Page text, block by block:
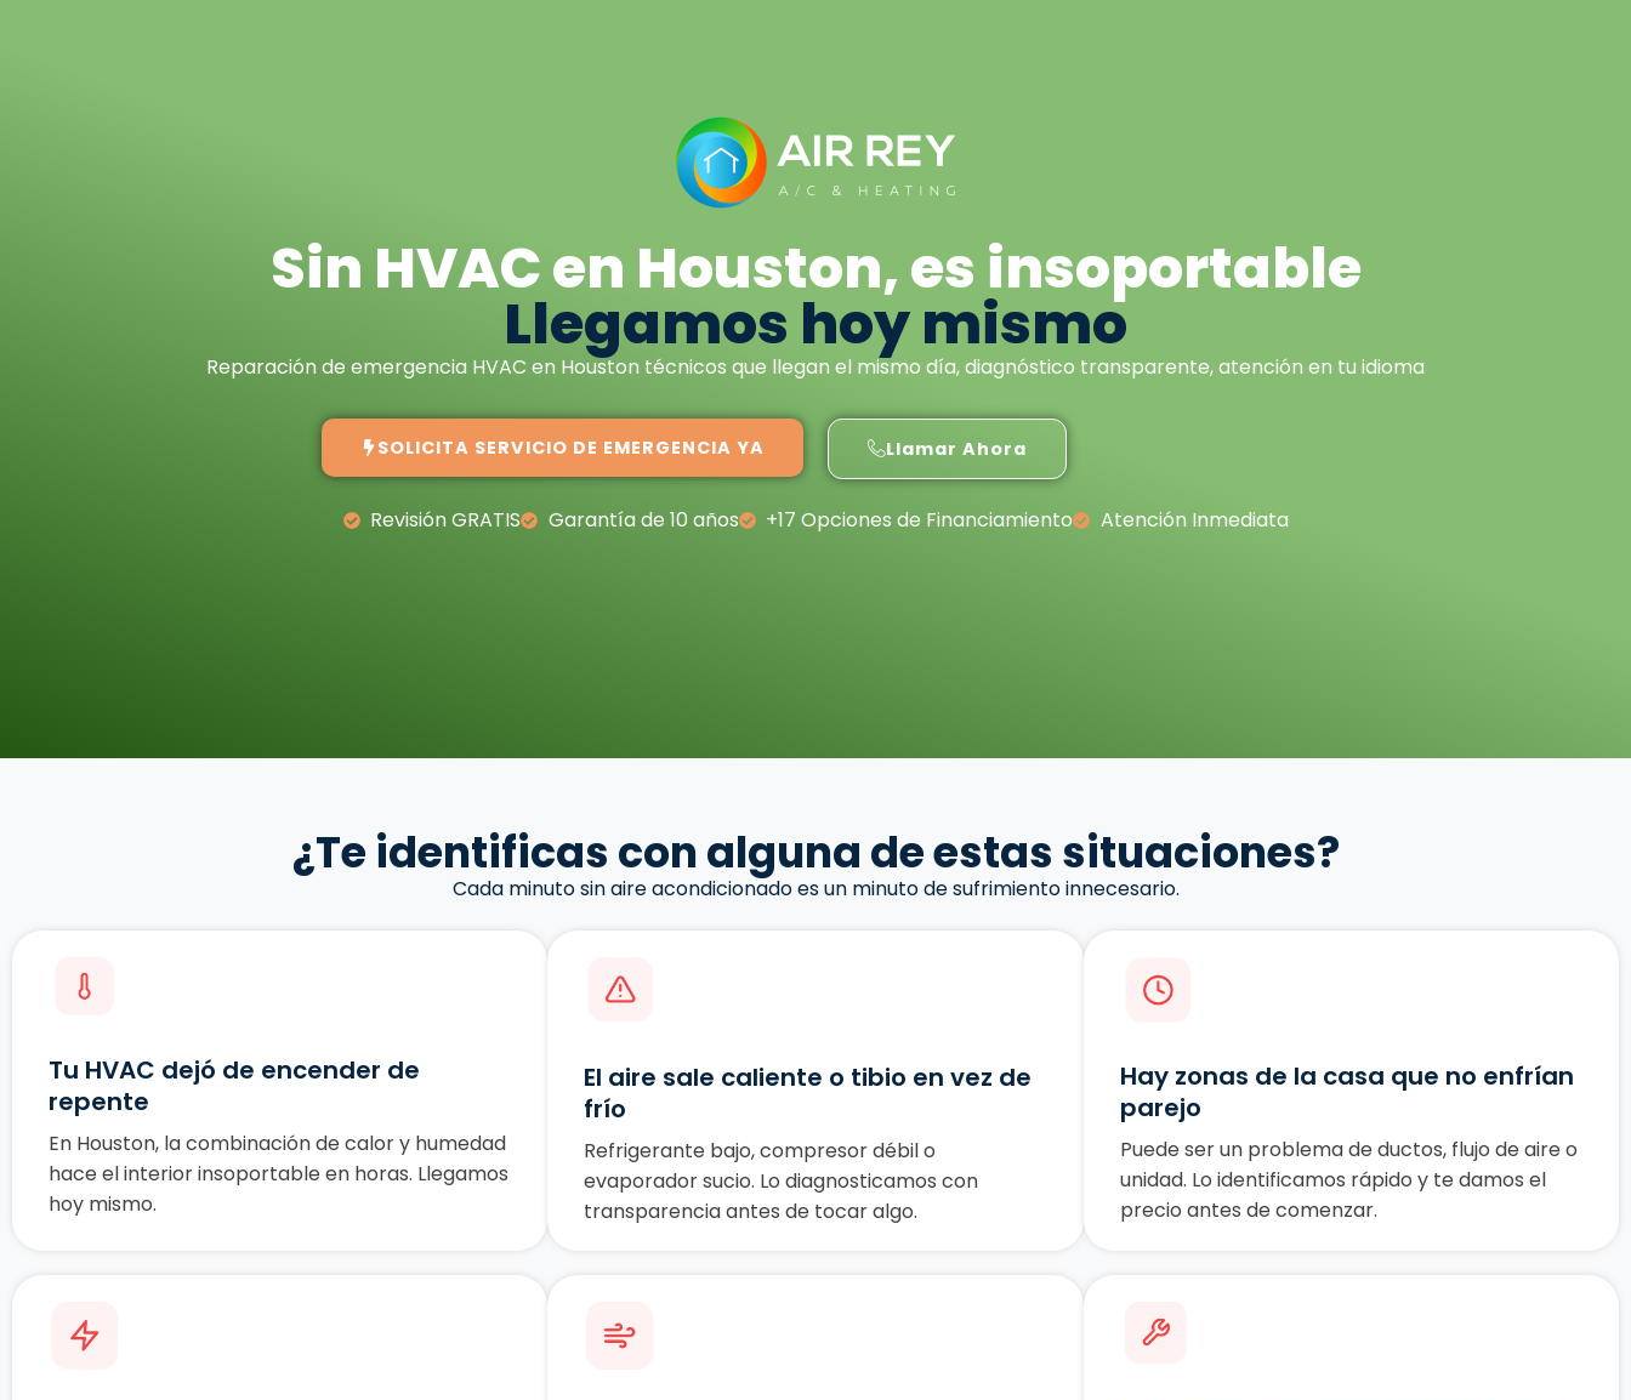
Sin HVAC en Houston, es insoportable
Llegamos hoy mismo
Reparación de emergencia HVAC en Houston técnicos que llegan el mismo día, diagnóstico transparente, atención en tu idioma
SOLICITA SERVICIO DE EMERGENCIA YA Llamar Ahora
Revisión GRATIS Garantía de 10 años +17 Opciones de Financiamiento Atención Inmediata
¿Te identificas con alguna de estas situaciones?
Cada minuto sin aire acondicionado es un minuto de sufrimiento innecesario.
Tu HVAC dejó de encender de
repente
En Houston, la combinación de calor y humedad
hace el interior insoportable en horas. Llegamos
hoy mismo.
El aire sale caliente o tibio en vez de
frío
Refrigerante bajo, compresor débil o
evaporador sucio. Lo diagnosticamos con
transparencia antes de tocar algo.
Hay zonas de la casa que no enfrían
parejo
Puede ser un problema de ductos, flujo de aire o
unidad. Lo identificamos rápido y te damos el
precio antes de comenzar.